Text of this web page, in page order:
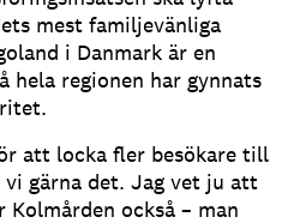
mest familjevänliga
i Danmark är en
hela regionen har gynnats
att locka fler besökare till
vi gärna det. Jag vet ju att
också – man